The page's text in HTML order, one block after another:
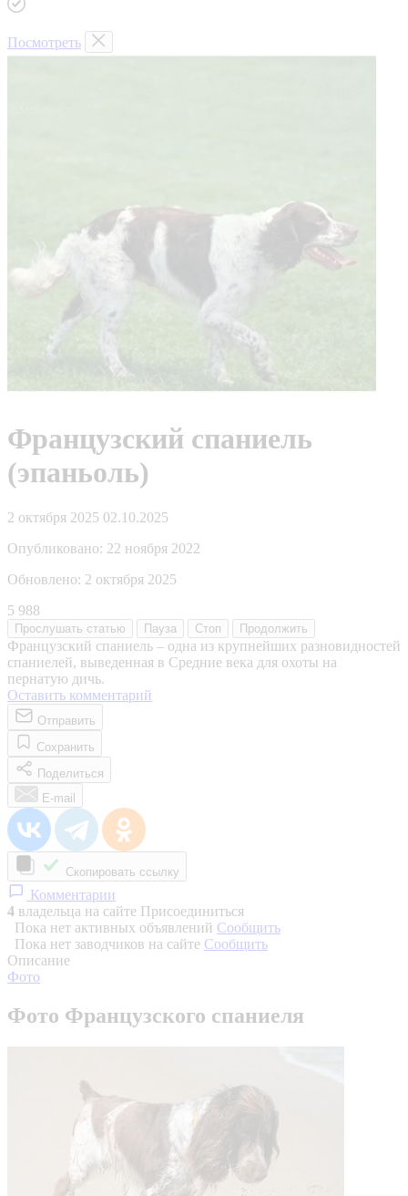
Посмотреть
Французский спаниель
(эпаньоль)
2 октября 2025 02.10.2025
Опубликовано: 22 ноября 2022
Обновлено: 2 октября 2025
5 988
Прослушать статью Пауза Стоп Продолжить
Французский спаниель – одна из крупнейших разновидностей
спаниелей, выведенная в Средние века для охоты на
пернатую дичь.
Оставить комментарий
Отправить
Сохранить
Поделиться
E-mail
Скопировать ссылку
Комментарии
4 владельца на сайте Присоединиться
Пока нет активных объявлений Сообщить
Пока нет заводчиков на сайте Сообщить
Описание
Фото
Фото Французского спаниеля